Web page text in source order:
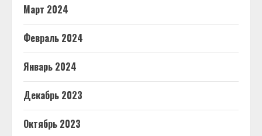
Март 2024
Февраль 2024
Январь 2024
Декабрь 2023
Октябрь 2023